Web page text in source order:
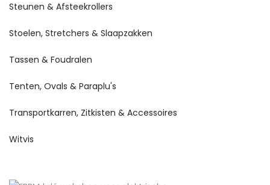
Steunen & Afsteekrollers
Stoelen, Stretchers & Slaapzakken
Tassen & Foudralen
Tenten, Ovals & Paraplu's
Transportkarren, Zitkisten & Accessoires
Witvis